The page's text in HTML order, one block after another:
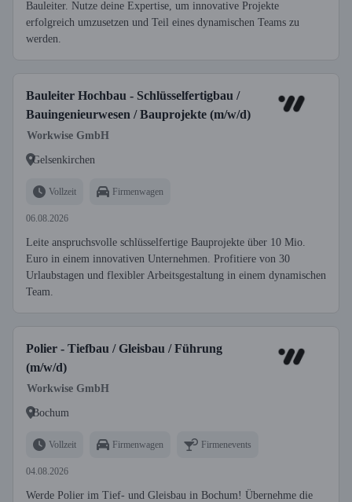
Bauleiter. Nutze deine Expertise, um innovative Projekte
erfolgreich umzusetzen und Teil eines dynamischen Teams zu
werden.
Bauleiter Hochbau - Schlüsselfertigbau /
Bauingenieurwesen / Bauprojekte (m/w/d)
Workwise GmbH
Gelsenkirchen
Vollzeit Firmenwagen
06.08.2026
Leite anspruchsvolle schlüsselfertige Bauprojekte über 10 Mio.
Euro in einem innovativen Unternehmen. Profitiere von 30
Urlaubstagen und flexibler Arbeitsgestaltung in einem dynamischen
Team.
Polier - Tiefbau / Gleisbau / Führung
(m/w/d)
Workwise GmbH
Bochum
Vollzeit Firmenwagen Firmenevents
04.08.2026
Werde Polier im Tief- und Gleisbau in Bochum! Übernehme die